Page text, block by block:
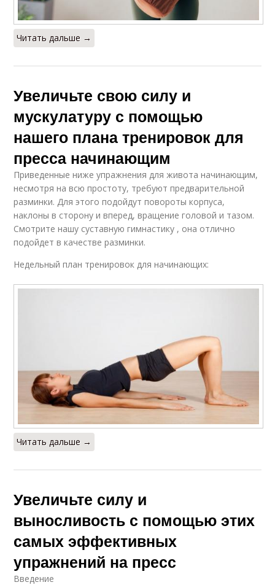
Читать дальше →
Увеличьте свою силу и
мускулатуру с помощью
нашего плана тренировок для
пресса начинающим
Приведенные ниже упражнения для живота начинающим,
несмотря на всю простоту, требуют предварительной
разминки. Для этого подойдут повороты корпуса,
наклоны в сторону и вперед, вращение головой и тазом.
Смотрите нашу суставную гимнастику , она отлично
подойдет в качестве разминки.
Недельный план тренировок для начинающих:
Читать дальше →
Увеличьте силу и
выносливость с помощью этих
самых эффективных
упражнений на пресс
Введение